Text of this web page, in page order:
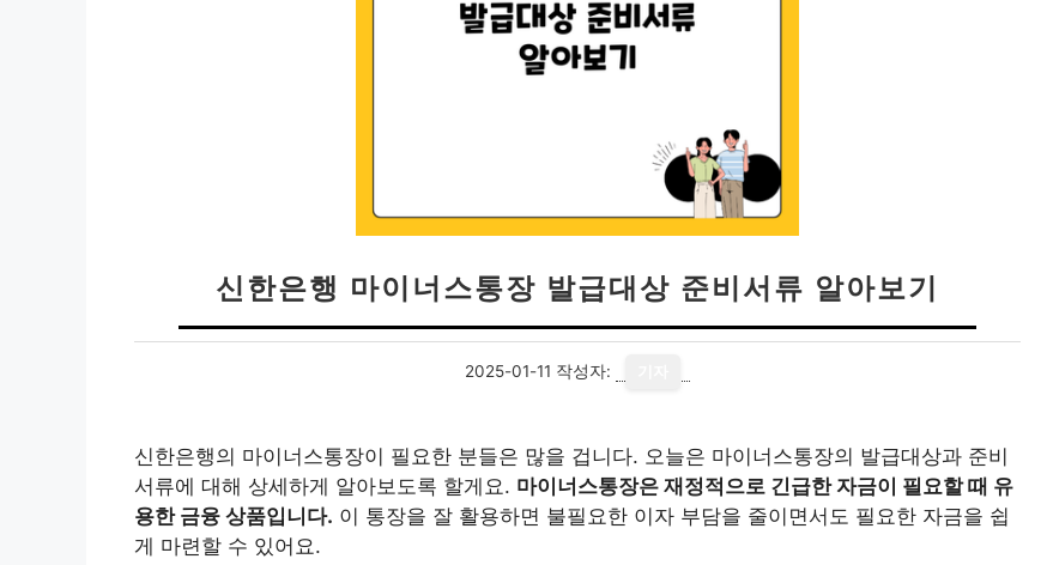
신한은행 마이너스통장 발급대상 준비서류 알아보기
2025-01-11 작성자:
신한은행의 마이너스통장이 필요한 분들은 많을 겁니다. 오늘은 마이너스통장의 발급대상과 준비
서류에 대해 상세하게 알아보도록 할게요. 마이너스통장은 재정적으로 긴급한 자금이 필요할 때 유
용한 금융 상품입니다. 이 통장을 잘 활용하면 불필요한 이자 부담을 줄이면서도 필요한 자금을 쉽
게 마련할 수 있어요.